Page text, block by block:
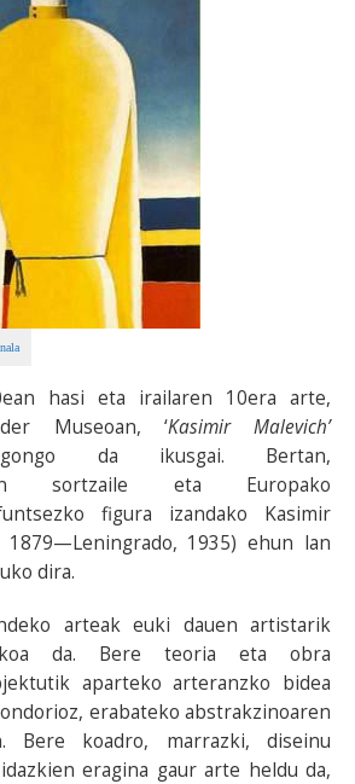
hasi eta irailaren 10era arte,
Museoan, ‘Kasimir Malevich’
da ikusgai. Bertan,
sortzaile eta Europako
figura izandako Kasimir
1879—Leningrado, 1935) ehun lan
dira.
arteak euki dauen artistarik
da. Bere teoria eta obra
aparteko arteranzko bidea
erabateko abstrakzinoaren
Bere koadro, marrazki, diseinu
eragina gaur arte heldu da,